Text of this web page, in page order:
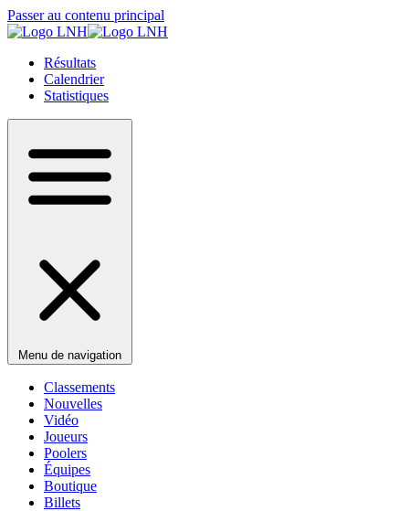
Passer au contenu principal
Résultats
Calendrier
Statistiques
Menu de navigation
Classements
Nouvelles
Vidéo
Joueurs
Poolers
Équipes
Boutique
Billets